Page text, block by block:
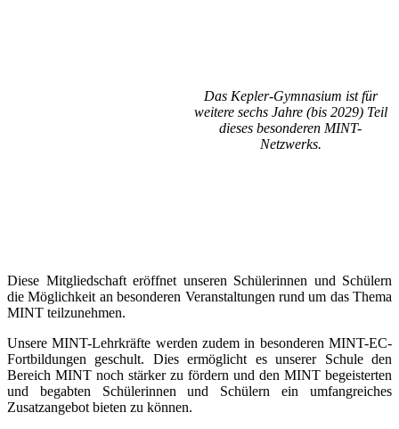
Das Kepler-Gymnasium ist für
weitere sechs Jahre (bis 2029) Teil
dieses besonderen MINT-
Netzwerks.
Diese Mitgliedschaft eröffnet unseren Schülerinnen und Schülern
die Möglichkeit an besonderen Veranstaltungen rund um das Thema
MINT teilzunehmen.
Unsere MINT-Lehrkräfte werden zudem in besonderen MINT-EC-
Fortbildungen geschult. Dies ermöglicht es unserer Schule den
Bereich MINT noch stärker zu fördern und den MINT begeisterten
und begabten Schülerinnen und Schülern ein umfangreiches
Zusatzangebot bieten zu können.